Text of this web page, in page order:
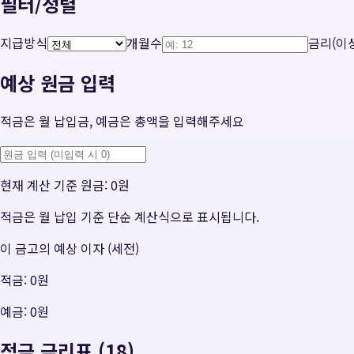
지급방식 개월수 금리(이
예상 원금 입력
적금은 월 납입금, 예금은 총액을 입력해주세요
현재 계산 기준 원금:0원
적금은 월 납입 기준 단순 계산식으로 표시됩니다.
이 금고의 예상 이자 (세전)
적금:0원
예금:0원